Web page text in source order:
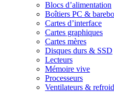
Blocs d’alimentation
Boîtiers PC &
Cartes d’interface
Cartes graphiques
Cartes mères
Disques durs & SSD
Lecteurs
Mémoire vive
Processeurs
Ventilateurs &